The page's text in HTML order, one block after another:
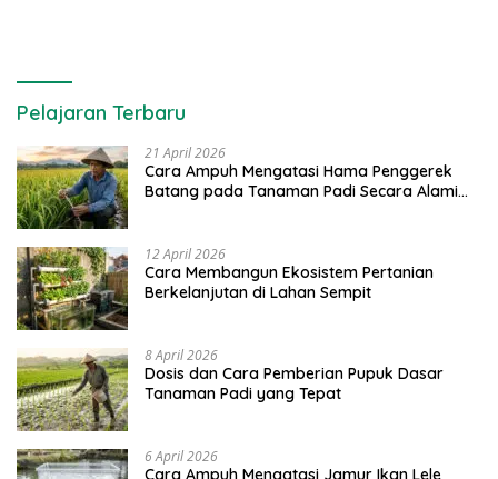
Pelajaran Terbaru
21 April 2026
Cara Ampuh Mengatasi Hama Penggerek
Batang pada Tanaman Padi Secara Alami
12 April 2026
Cara Membangun Ekosistem Pertanian
Berkelanjutan di Lahan Sempit
8 April 2026
Dosis dan Cara Pemberian Pupuk Dasar
Tanaman Padi yang Tepat
6 April 2026